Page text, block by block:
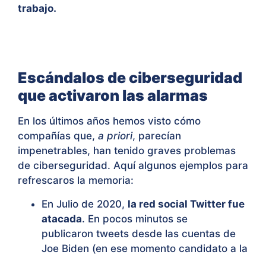
trabajo.
Escándalos de ciberseguridad
que activaron las alarmas
En los últimos años hemos visto cómo
compañías que, a priori, parecían
impenetrables, han tenido graves problemas
de ciberseguridad. Aquí algunos ejemplos para
refrescaros la memoria:
En Julio de 2020, la red social Twitter fue
atacada. En pocos minutos se
publicaron tweets desde las cuentas de
Joe Biden (en ese momento candidato a la